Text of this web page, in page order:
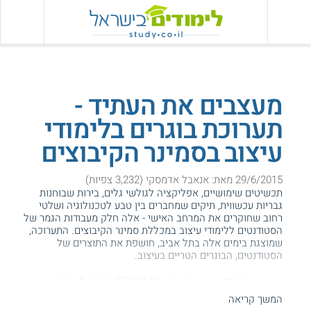
מעצבים את העתיד -
תערוכת בוגרים בלימודי
עיצוב בסמינר הקיבוצים
29/6/2015 מאת: אנאבל אדמסקי (3,232 צפיות)
תכשיטים שימושיים, אפליקציה לגולשי גלים, בירות שבוחנות
גבריות עכשווית, תיקים שמחברים בין טבע לטכנולוגיה ושלטי
רחוב שחוקרים את המרחב האישי - אלה חלק מעבודות הגמר של
הסטודנטים ללימודי עיצוב במכללת סמינר הקיבוצים. התערוכה,
שמוצגת בימים אלה בתל אביב, חושפת את התוצרים של
הסטודנטים, הבוגרים הטריים בעיצוב.
עזרנו גם לך? דרג אותנו:המשך קריאה